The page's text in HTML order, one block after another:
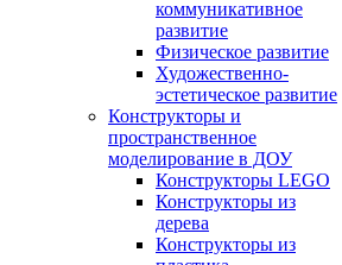
коммуникативное
развитие
Физическое развитие
Художественно-
эстетическое развитие
Конструкторы и
пространственное
моделирование в ДОУ
Конструкторы LEGO
Конструкторы из
дерева
Конструкторы из